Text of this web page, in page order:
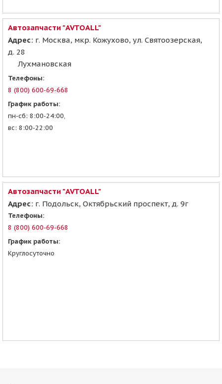
Автозапчасти "AVTOALL"
Адрес: г. Москва, мкр. Кожухово, ул. Святоозерская,
д. 28
Лухмановская
Телефоны:
8 (800) 600-69-668
График работы:
пн-сб: 8:00-24:00,
вс: 8:00-22:00
Автозапчасти "AVTOALL"
Адрес: г. Подольск, Октябрьский проспект, д. 9г
Телефоны:
8 (800) 600-69-668
График работы:
Круглосуточно